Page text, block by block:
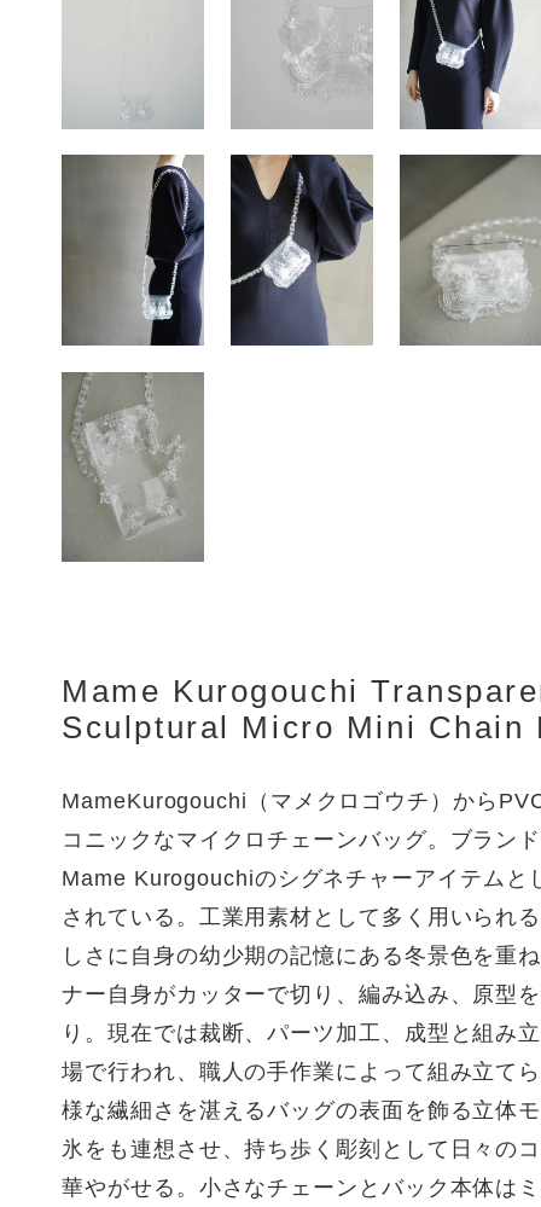
Mame Kurogouchi
Sculptural Micro Mini Chain
MameKurogouchi（マメクロゴウチ）から
コニックなマイクロチェーンバッグ。ブラン
Mame Kurogouchiのシグネチャーアイテムと
されている。工業用素材として多く用いられ
しさに自身の幼少期の記憶にある冬景色を重
ナー自身がカッターで切り、編み込み、原型
り。現在では裁断、パーツ加工、成型と組み
場で行われ、職人の手作業によって組み立て
様な繊細さを湛えるバッグの表面を飾る立体
氷をも連想させ、持ち歩く彫刻として日々の
華やがせる。小さなチェーンとバック本体は